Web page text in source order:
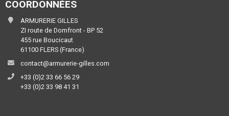
COORDONNÉES
ARMURERIE GILLES
ZI route de Domfront - BP 52
455 rue Boucicaut
61100 FLERS (France)
contact@armurerie-gilles.com
+33 (0)2 33 66 56 29
+33 (0)2 33 98 41 31